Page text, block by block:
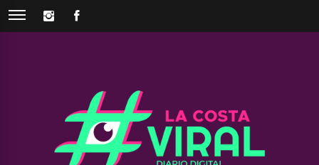
Skip
INSTAGRAM